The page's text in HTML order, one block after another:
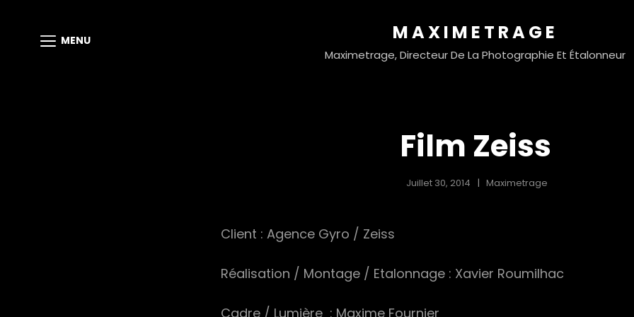
MENU MAXIMETRAGE
Maximetrage, Directeur De La Photographie Et Étalonneur
Film Zeiss
Juillet 30, 2014 Maximetrage
Client : Agence Gyro / Zeiss
Réalisation / Montage / Etalonnage : Xavier Roumilhac
Cadre / Lumière : Maxime Fournier